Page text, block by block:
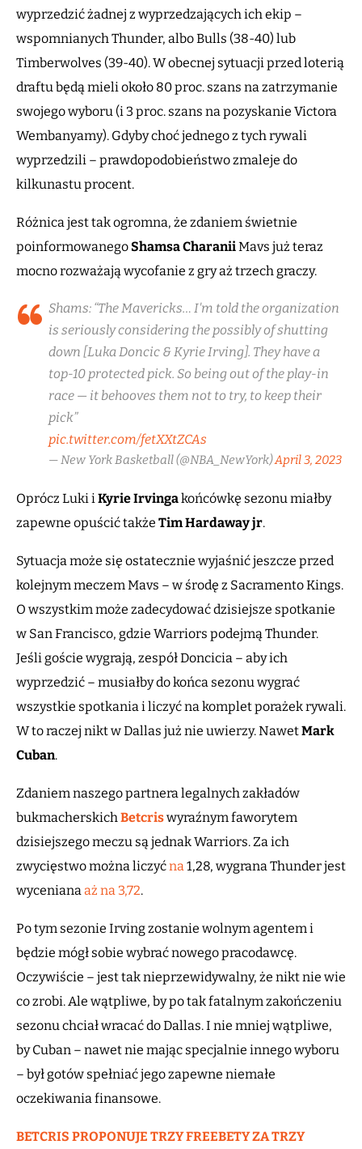
wyprzedzić żadnej z wyprzedzających ich ekip –
wspomnianych Thunder, albo Bulls (38-40) lub
Timberwolves (39-40). W obecnej sytuacji przed loterią
draftu będą mieli około 80 proc. szans na zatrzymanie
swojego wyboru (i 3 proc. szans na pozyskanie Victora
Wembanyamy). Gdyby choć jednego z tych rywali
wyprzedzili – prawdopodobieństwo zmaleje do
kilkunastu procent.
Różnica jest tak ogromna, że zdaniem świetnie
poinformowanego Shamsa CharaniiMavs już teraz
mocno rozważają wycofanie z gry aż trzech graczy.
Shams: “The Mavericks… I'm told the organization
is seriously considering the possibly of shutting
down [Luka Doncic & Kyrie Irving]. They have a
top-10 protected pick. So being out of the play-in
race — it behooves them not to try, to keep their
pick”
pic.twitter.com/fetXXtZCAs
— New York Basketball (@NBA_NewYork)April 3, 2023
Oprócz Luki iKyrie Irvingakońcówkę sezonu miałby
zapewne opuścić także Tim Hardaway jr.
Sytuacja może się ostatecznie wyjaśnić jeszcze przed
kolejnym meczem Mavs – w środę z Sacramento Kings.
O wszystkim może zadecydować dzisiejsze spotkanie
w San Francisco, gdzie Warriors podejmą Thunder.
Jeśli goście wygrają, zespół Doncicia – aby ich
wyprzedzić – musiałby do końca sezonu wygrać
wszystkie spotkania i liczyć na komplet porażek rywali.
W to raczej nikt w Dallas już nie uwierzy. NawetMark
Cuban.
Zdaniem naszego partnera legalnych zakładów
bukmacherskichBetcriswyraźnym faworytem
dzisiejszego meczu są jednak Warriors. Za ich
zwycięstwo można liczyćna1,28, wygrana Thunder jest
wycenianaaż na 3,72.
Po tym sezonie Irving zostanie wolnym agentem i
będzie mógł sobie wybrać nowego pracodawcę.
Oczywiście – jest tak nieprzewidywalny, że nikt nie wie
co zrobi. Ale wątpliwe, by po tak fatalnym zakończeniu
sezonu chciał wracać do Dallas. I nie mniej wątpliwe,
by Cuban – nawet nie mając specjalnie innego wyboru
– był gotów spełniać jego zapewne niemałe
oczekiwania finansowe.
BETCRIS PROPONUJE TRZY FREEBETY ZA TRZY